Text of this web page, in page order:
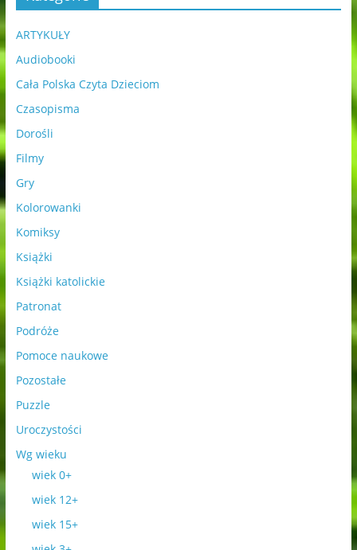
ARTYKUŁY
Audiobooki
Cała Polska Czyta Dzieciom
Czasopisma
Dorośli
Filmy
Gry
Kolorowanki
Komiksy
Książki
Książki katolickie
Patronat
Podróże
Pomoce naukowe
Pozostałe
Puzzle
Uroczystości
Wg wieku
wiek 0+
wiek 12+
wiek 15+